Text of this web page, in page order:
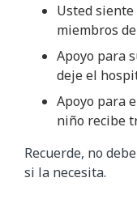
Usted
miembros
Apoyo para
deje el
Apoyo para
niño recibe
Recuerde, no
si la necesita.